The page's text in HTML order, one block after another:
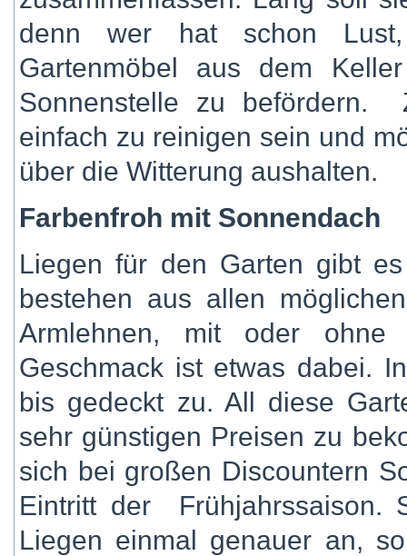
denn wer hat schon
Gartenmöbel aus dem
Sonnenstelle zu befördern.
einfach zu reinigen sein und
über die Witterung aushalten.
Farbenfroh mit Sonnendach
Liegen für den Garten gibt
bestehen aus allen
Armlehnen, mit oder
Geschmack ist etwas dabei.
bis gedeckt zu. All diese
sehr günstigen Preisen zu
sich bei großen Discountern
Eintritt der Frühjahrssaison.
Liegen einmal genauer an,